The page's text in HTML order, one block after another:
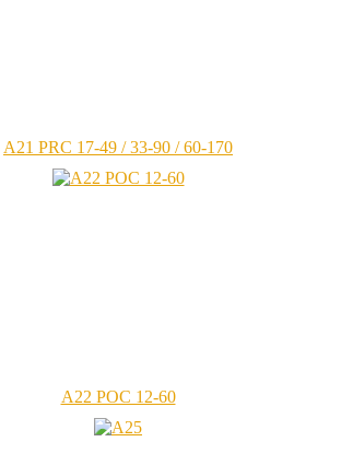
A21 PRС 17-49 / 33-90 / 60-170
A22 POC 12-60